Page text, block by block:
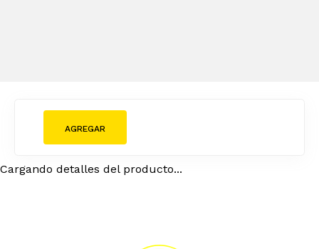
Cargando detalles del producto...